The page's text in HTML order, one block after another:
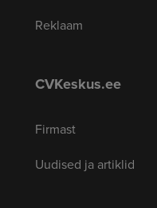
Reklaam
CVKeskus.ee
Firmast
Uudised ja artiklid